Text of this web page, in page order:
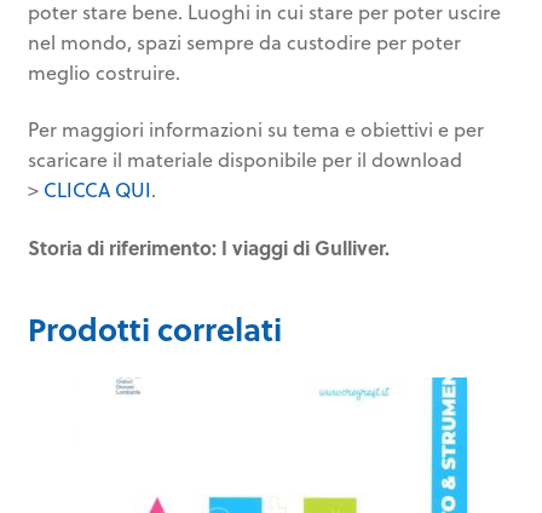
poter stare bene. Luoghi in cui stare per poter uscire
nel mondo, spazi sempre da custodire per poter
meglio costruire.
Per maggiori informazioni su tema e obiettivi e per
scaricare il materiale disponibile per il download
> CLICCA QUI.
Storia di riferimento: I viaggi di Gulliver.
Prodotti correlati